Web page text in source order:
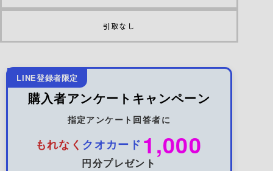
引取なし
LINE登録者限定
購入者アンケートキャンペーン
指定アンケート回答者に
もれなく クオカード 1,000
円分プレゼント